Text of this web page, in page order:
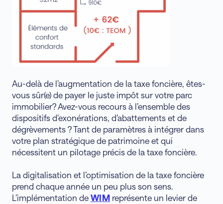
Au-delà de l’augmentation de la taxe foncière, êtes-
vous sûr(e) de payer le juste impôt sur votre parc
immobilier? Avez-vous recours à l’ensemble des
dispositifs d’exonérations, d’abattements et de
dégrèvements ? Tant de paramètres à intégrer dans
votre plan stratégique de patrimoine et qui
nécessitent un pilotage précis de la taxe foncière.
La digitalisation et l’optimisation de la taxe foncière
prend chaque année un peu plus son sens.
L’implémentation de WIM représente un levier de